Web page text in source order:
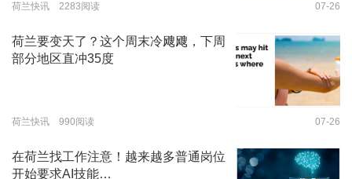
荷兰快讯 2283阅读 07-26
荷兰要变天了？这个周末冷飕飕，下周
部分地区直冲35度
荷兰快讯 990阅读 07-26
在荷兰找工作注意！越来越多普通岗位
开始要求AI技能…